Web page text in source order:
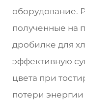
оборудование.
полученные на
дробилке для
эффективную
цвета при
потери